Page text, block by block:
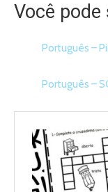
Você pode
Português –
Português –